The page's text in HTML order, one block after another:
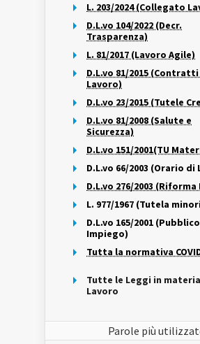
L. 203/2024 (Collegato
D.L.vo 104/2022 (Decr.
Trasparenza)
L. 81/2017 (Lavoro Agile)
D.L.vo 81/2015
Lavoro)
D.L.vo 23/2015 (Tutele
D.L.vo 81/2008 (Salute e
Sicurezza)
D.L.vo 151/2001(TU
D.L.vo 66/2003 (Orario di
D.L.vo 276/2003
L. 977/1967 (Tutela
D.L.vo 165/2001 (Pubblico
Impiego)
Tutta la normativa
Tutte le Leggi in
Lavoro
Parole più